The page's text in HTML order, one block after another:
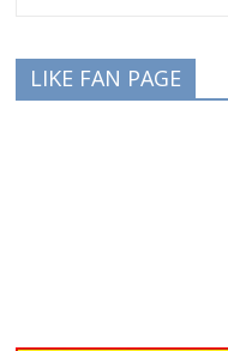
LIKE FAN PAGE